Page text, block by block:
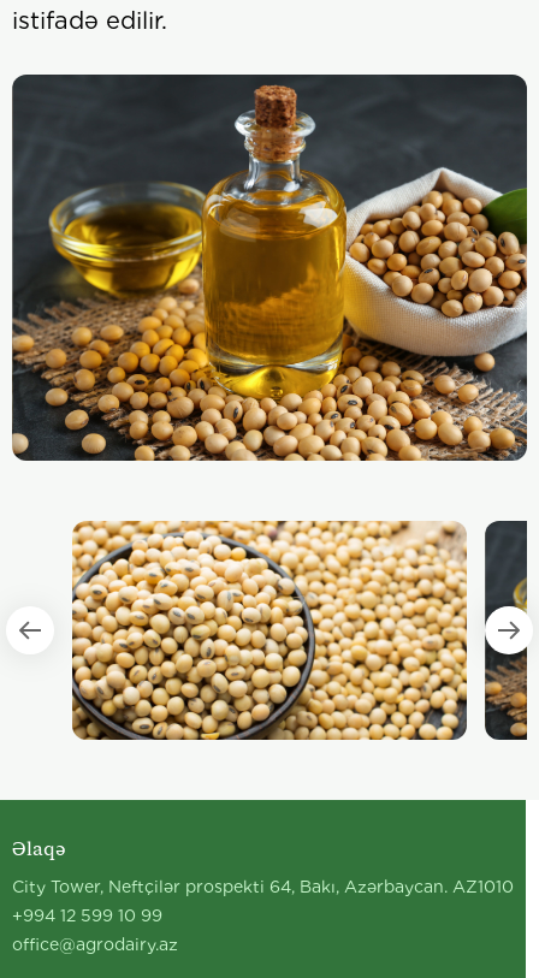
istifadə edilir.
Əlaqə
City Tower, Neftçilər prospekti 64, Bakı, Azərbaycan. AZ1010
+994 12 599 10 99
office@agrodairy.az